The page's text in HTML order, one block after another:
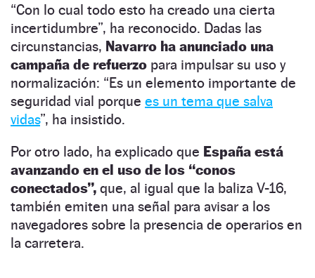
“Con lo cual todo esto ha creado una cierta
incertidumbre”, ha reconocido. Dadas las
circunstancias, Navarro ha anunciado una
campaña de refuerzo para impulsar su uso y
normalización: “Es un elemento importante de
seguridad vial porque es un tema que salva
vidas”, ha insistido.
Por otro lado, ha explicado que España está
avanzando en el uso de los “conos
conectados”, que, al igual que la baliza V-16,
también emiten una señal para avisar a los
navegadores sobre la presencia de operarios en
la carretera.